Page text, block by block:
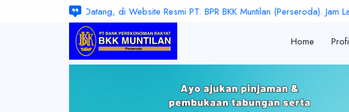
Selamat Datang, di Website Resmi PT. BPR BKK Muntilan (Perseroda). Jam
Home